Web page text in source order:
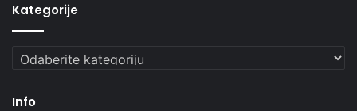
Kategorije
Kategorije
Info